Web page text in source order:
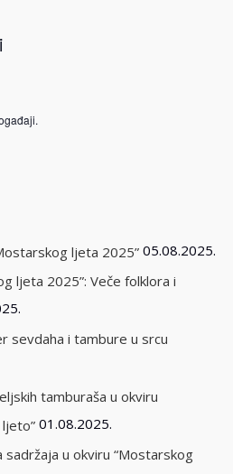
ljeta 2025”05.08.2025.
ljeta 2025”: Veče folklora i
sevdaha i tambure u srcu
tamburaša u okviru
01.08.2025.
sadržaja u okviru “Mostarskog